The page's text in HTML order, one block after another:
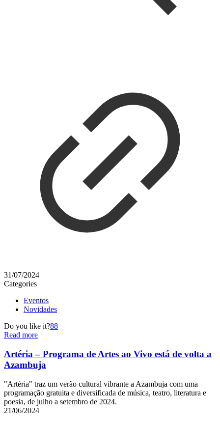
31/07/2024
Categories
Eventos
Novidades
Do you like it?88
Read more
Artéria – Programa de Artes ao Vivo está de volta a
Azambuja
"Artéria" traz um verão cultural vibrante a Azambuja com uma
programação gratuita e diversificada de música, teatro, literatura e
poesia, de julho a setembro de 2024.
21/06/2024